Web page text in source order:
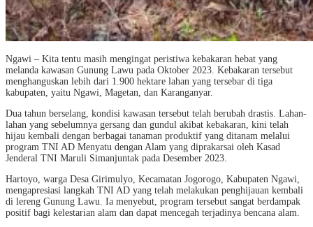
Ngawi – Kita tentu masih mengingat peristiwa kebakaran hebat yang
melanda kawasan Gunung Lawu pada Oktober 2023. Kebakaran tersebut
menghanguskan lebih dari 1.900 hektare lahan yang tersebar di tiga
kabupaten, yaitu Ngawi, Magetan, dan Karanganyar.
Dua tahun berselang, kondisi kawasan tersebut telah berubah drastis. Lahan-
lahan yang sebelumnya gersang dan gundul akibat kebakaran, kini telah
hijau kembali dengan berbagai tanaman produktif yang ditanam melalui
program TNI AD Menyatu dengan Alam yang diprakarsai oleh Kasad
Jenderal TNI Maruli Simanjuntak pada Desember 2023.
Hartoyo, warga Desa Girimulyo, Kecamatan Jogorogo, Kabupaten Ngawi,
mengapresiasi langkah TNI AD yang telah melakukan penghijauan kembali
di lereng Gunung Lawu. Ia menyebut, program tersebut sangat berdampak
positif bagi kelestarian alam dan dapat mencegah terjadinya bencana alam.